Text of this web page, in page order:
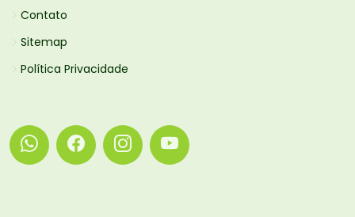
Contato
Sitemap
Política Privacidade